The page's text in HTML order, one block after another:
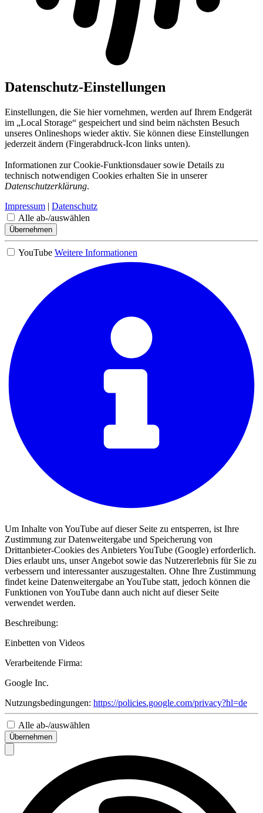
Datenschutz-Einstellungen
Einstellungen, die Sie hier vornehmen, werden auf Ihrem Endgerät
im „Local Storage“ gespeichert und sind beim nächsten Besuch
unseres Onlineshops wieder aktiv. Sie können diese Einstellungen
jederzeit ändern (Fingerabdruck-Icon links unten).
Informationen zur Cookie-Funktionsdauer sowie Details zu
technisch notwendigen Cookies erhalten Sie in unserer
Datenschutzerklärung.
Impressum | Datenschutz
Alle ab-/auswählen
Übernehmen
YouTube Weitere Informationen
Um Inhalte von YouTube auf dieser Seite zu entsperren, ist Ihre
Zustimmung zur Datenweitergabe und Speicherung von
Drittanbieter-Cookies des Anbieters YouTube (Google) erforderlich.
Dies erlaubt uns, unser Angebot sowie das Nutzererlebnis für Sie zu
verbessern und interessanter auszugestalten. Ohne Ihre Zustimmung
findet keine Datenweitergabe an YouTube statt, jedoch können die
Funktionen von YouTube dann auch nicht auf dieser Seite
verwendet werden.
Beschreibung:
Einbetten von Videos
Verarbeitende Firma:
Google Inc.
Nutzungsbedingungen: https://policies.google.com/privacy?hl=de
Alle ab-/auswählen
Übernehmen